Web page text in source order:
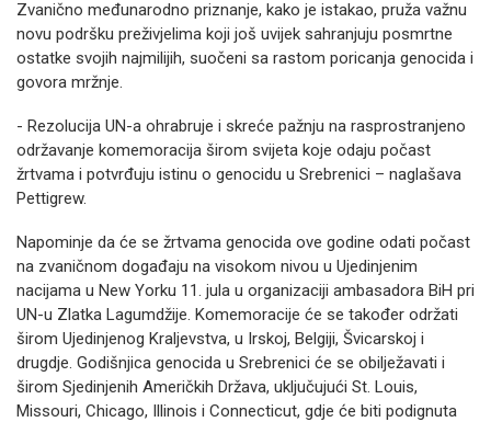
Zvanično međunarodno priznanje, kako je istakao, pruža važnu
novu podršku preživjelima koji još uvijek sahranjuju posmrtne
ostatke svojih najmilijih, suočeni sa rastom poricanja genocida i
govora mržnje.
- Rezolucija UN-a ohrabruje i skreće pažnju na rasprostranjeno
održavanje komemoracija širom svijeta koje odaju počast
žrtvama i potvrđuju istinu o genocidu u Srebrenici – naglašava
Pettigrew.
Napominje da će se žrtvama genocida ove godine odati počast
na zvaničnom događaju na visokom nivou u Ujedinjenim
nacijama u New Yorku 11. jula u organizaciji ambasadora BiH pri
UN-u Zlatka Lagumdžije. Komemoracije će se također održati
širom Ujedinjenog Kraljevstva, u Irskoj, Belgiji, Švicarskoj i
drugdje. Godišnjica genocida u Srebrenici će se obilježavati i
širom Sjedinjenih Američkih Država, uključujući St. Louis,
Missouri, Chicago, Illinois i Connecticut, gdje će biti podignuta